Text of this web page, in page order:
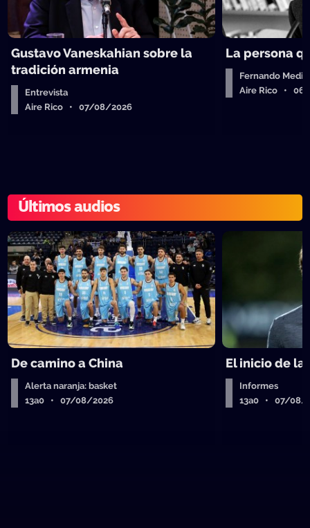
Gustavo Vaneskahian sobre la
tradición armenia
Entrevista
Aire Rico • 07/08/2026
La persona
Fernando
Aire Rico •
Últimos audios
De camino a China
Alerta naranja: basket
13a0 • 07/08/2026
El inicio de la
Informes
13a0 • 07/08/